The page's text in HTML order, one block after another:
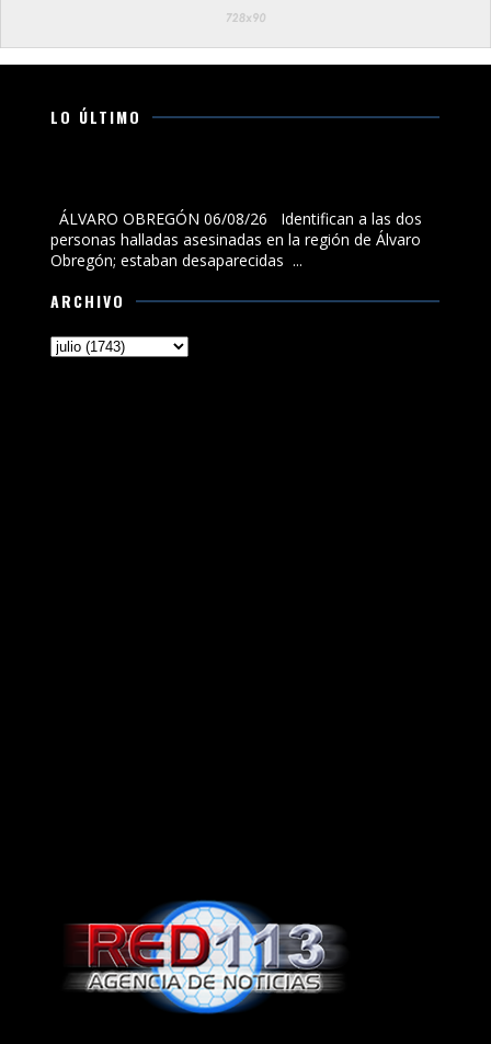
LO ÚLTIMO
ÁLVARO OBREGÓN 06/08/26 Identifican a las dos
personas halladas asesinadas en la región de Álvaro
Obregón; estaban desaparecidas ...
ARCHIVO